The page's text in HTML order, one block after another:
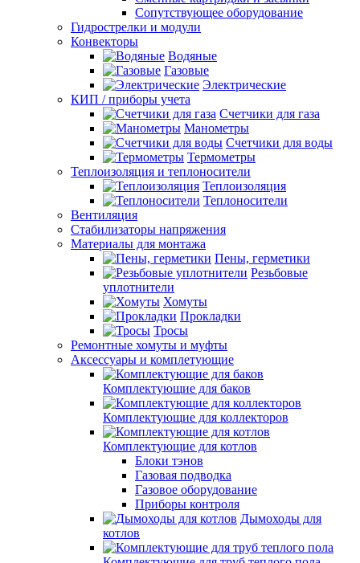
Сопутствующее оборудование
Гидрострелки и модули
Конвекторы
Водяные
Газовые
Электрические
КИП / приборы учета
Счетчики для газа
Манометры
Счетчики для воды
Термометры
Теплоизоляция и теплоносители
Теплоизоляция
Теплоносители
Вентиляция
Стабилизаторы напряжения
Материалы для монтажа
Пены, герметики
Резьбовые
уплотнители
Хомуты
Прокладки
Тросы
Ремонтные хомуты и муфты
Аксессуары и комплетующие
Комплектующие для баков
Комплектующие для коллекторов
Комплектующие для котлов
Блоки тэнов
Газовая подводка
Газовое оборудование
Приборы контроля
Дымоходы для
котлов